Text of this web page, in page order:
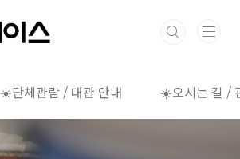
☀️단체관람 / 대관 안내 ☀️오시는 길 /